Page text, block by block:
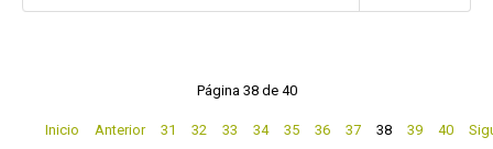
Página 38 de 40
Inicio Anterior 31 32 33 34 35 36 37 38 39 40